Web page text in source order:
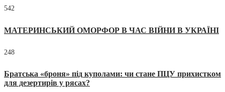
542
МАТЕРИНСЬКИЙ ОМОРФОР В ЧАС ВІЙНИ В УКРАЇНІ
248
Братська «броня» під куполами: чи стане ПЦУ прихистком
для дезертирів у рясах?